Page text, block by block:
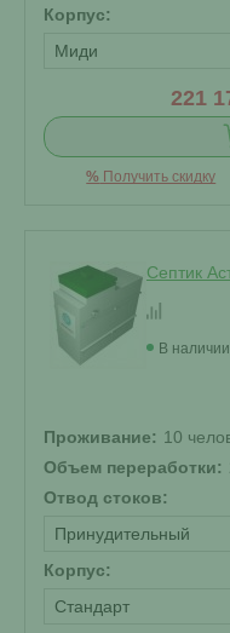
Корпус:
Миди
221
% Получить скидку
Септик
В наличии
Проживание: 10
Объем переработки:
Отвод стоков:
Принудительный
Корпус:
Стандарт